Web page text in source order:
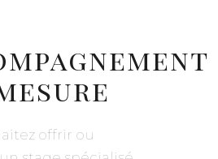
offrir ou